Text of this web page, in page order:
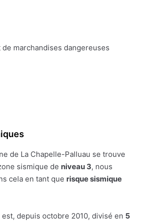
marchandises dangereuses
de La Chapelle-Palluau se trouve
sismique de niveau 3, nous
cela en tant que risque sismique
depuis octobre 2010, divisé en 5